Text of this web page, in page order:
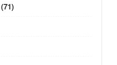
(71)